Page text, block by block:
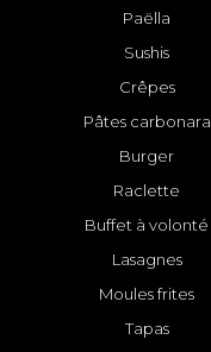
Paëlla
Sushis
Crêpes
Pâtes carbonara
Burger
Raclette
Buffet à volonté
Lasagnes
Moules frites
Tapas